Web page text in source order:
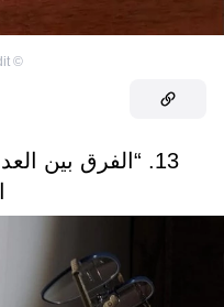
©
13. “الفرق بين